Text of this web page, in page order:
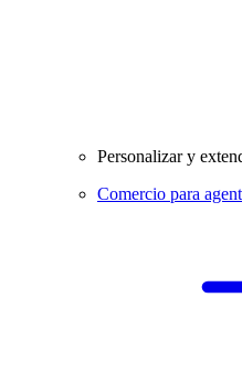
Personalizar y
Comercio para